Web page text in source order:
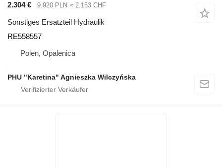
2.304 € 9.920 PLN ≈ 2.153 CHF
Sonstiges Ersatzteil Hydraulik
RE558557
Polen, Opalenica
PHU "Karetina" Agnieszka Wilczyńska